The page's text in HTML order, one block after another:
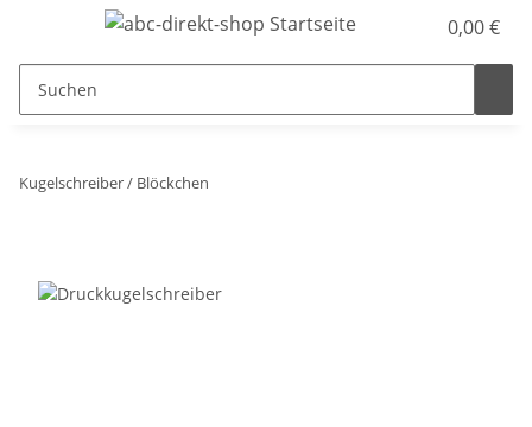
0,00 €
Kugelschreiber / Blöckchen